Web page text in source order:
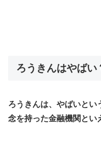
ろうきんはやばい
ろうきんは、やばいとい
念を持った金融機関とい